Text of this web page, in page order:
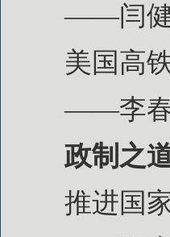
——闫
美国高
——李
政制之
推进国